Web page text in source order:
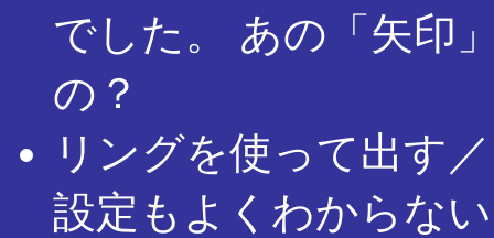
でした。 あの「矢印
の？
リングを使って出す
設定もよくわからな